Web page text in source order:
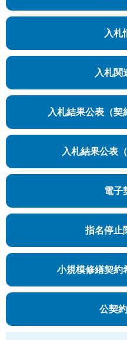
入札
入札関
入札結果公表（契
入札結果公表
電子
指名停止
小規模修繕契約
公契